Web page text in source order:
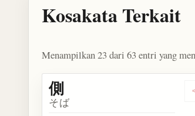
Kosakata Terkait
Menampilkan 23 dari 63 entri yang
側
そば